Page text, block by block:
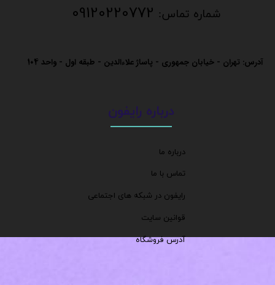
شماره تماس: 09120220772
آدرس: تهران - خیابان جمهوری - پاساژ علاءالدین - طبقه اول - واحد 104
درباره رایفون
درباره ما
تماس با ما
رایفون در شبکه های اجتماعی
قوانین سایت
آدرس فروشگاه